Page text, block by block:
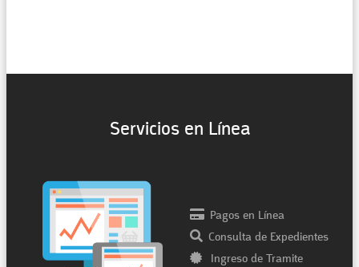
Servicios en Línea
Pagos en Línea
Consulta de Expedientes
Ingreso de Tramite